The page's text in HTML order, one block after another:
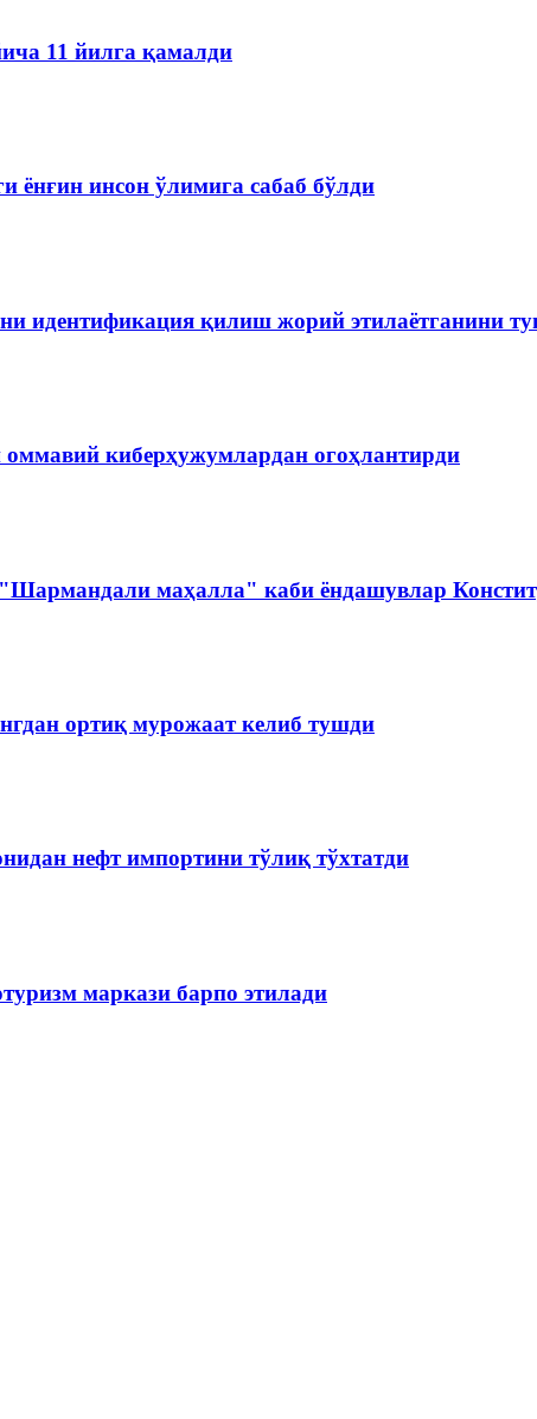
11 йилга қамалди
ёнғин инсон ўлимига сабаб бўлди
идентификация қилиш жорий этилаётганини
киберҳужумлардан огоҳлантирди
маҳалла" каби ёндашувлар
ортиқ мурожаат келиб тушди
нефт импортини тўлиқ тўхтатди
маркази барпо этилади